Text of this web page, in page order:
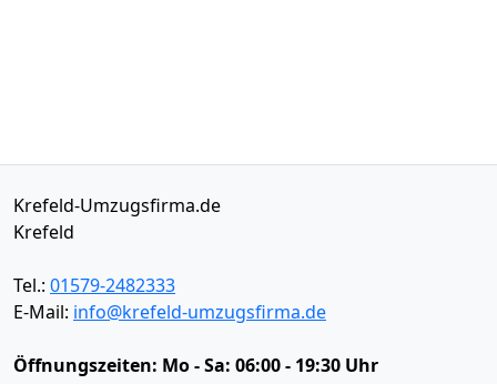
Krefeld-Umzugsfirma.de
Krefeld
Tel.: 01579-2482333
E-Mail: info@krefeld-umzugsfirma.de
Öffnungszeiten: Mo - Sa: 06:00 - 19:30 Uhr